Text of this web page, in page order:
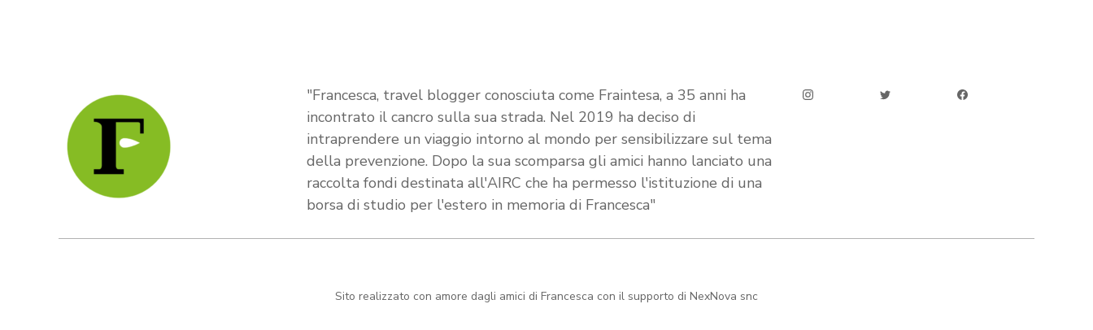
"Francesca, travel blogger conosciuta come Fraintesa, a 35 anni ha
incontrato il cancro sulla sua strada. Nel 2019 ha deciso di
intraprendere un viaggio intorno al mondo per sensibilizzare sul tema
della prevenzione. Dopo la sua scomparsa gli amici hanno lanciato una
raccolta fondi destinata all'AIRC che ha permesso l'istituzione di una
borsa di studio per l'estero in memoria di Francesca"
Sito realizzato con amore dagli amici di Francesca con il supporto di NexNova snc